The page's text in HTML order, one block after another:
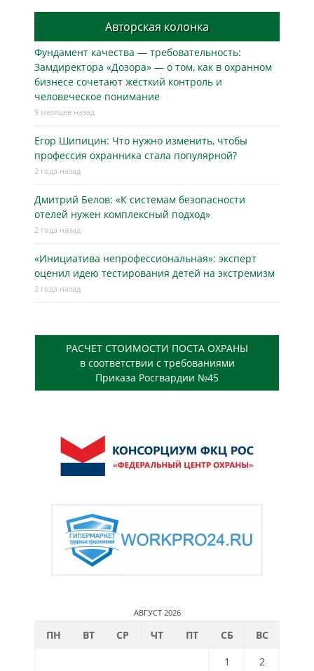
Авторская колонка
Фундамент качества — требовательность:
Замдиректора «Дозора» — о том, как в охранном
бизнесe сочетают жёсткий контроль и
человеческое понимание
9 месяцев назад
Егор Шипицин: Что нужно изменить, чтобы
профессия охранника стала популярной?
2 года назад
Дмитрий Белов: «К системам безопасности
отелей нужен комплексный подход»
2 года назад
«Инициатива непрофессиональная»: эксперт
оценил идею тестирования детей на экстремизм
2 года назад
РАСЧЕТ СТОИМОСТИ ПОСТА ОХРАНЫ
в соответствии с требованиями
Приказа Росгвардии №45
АВГУСТ 2026
ПН ВТ СР ЧТ ПТ СБ
ВС
1
2